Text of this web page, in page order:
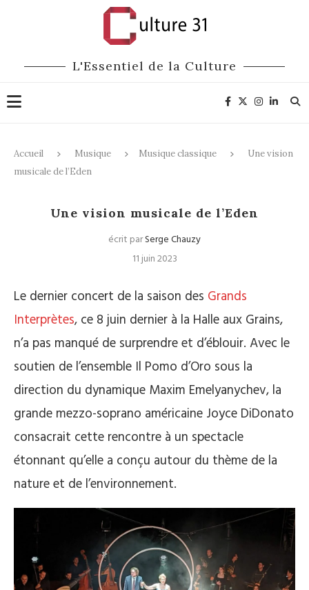
L'Essentiel de la Culture
Accueil Musique Musique classique
Une vision
musicale de l’Eden
Une vision musicale de l’Eden
écrit parSerge Chauzy
11 juin 2023
Le dernier concert de la saison des Grands
Interprètes, ce 8 juin dernier à la Halle aux Grains,
n’a pas manqué de surprendre et d’éblouir. Avec le
soutien de l’ensemble Il Pomo d’Oro sous la
direction du dynamique Maxim Emelyanychev, la
grande mezzo-soprano américaine Joyce DiDonato
consacrait cette rencontre à un spectacle
étonnant qu’elle a conçu autour du thème de la
nature et de l’environnement.